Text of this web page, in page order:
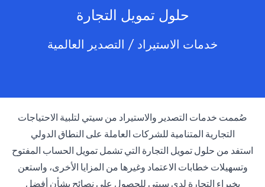
حلول تمويل التجارة
خدمات الاستيراد / التصدير العالمية
صُممت خدمات التصدير والاستيراد من سيتي لتلبية الاحتياجات
التجارية المتنامية للشركات العاملة على النطاق الدولي
استفد من حلول تمويل التجارة التي تشمل تمويل الحساب المفتوح
وتسهيلات خطابات الاعتماد وغيرها من المزايا الأخرى، واستعن
بخبراء التجارة لدى سيتي للحصول على نصائح بشأن أفضل